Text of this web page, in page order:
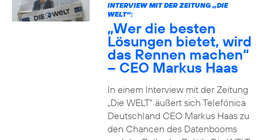
INTERVIEW MIT DER ZEITUNG „DIE
WELT“:
„Wer die besten
Lösungen bietet, wird
das Rennen machen“
– CEO Markus Haas
In einem Interview mit der Zeitung
„Die WELT“ äußert sich Telefónica
Deutschland CEO Markus Haas zu
den Chancen des Datenbooms